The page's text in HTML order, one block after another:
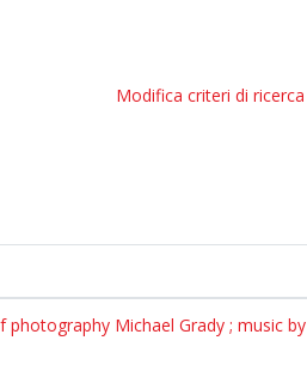
Modifica criteri di ricerca
photography Michael Grady ; music by